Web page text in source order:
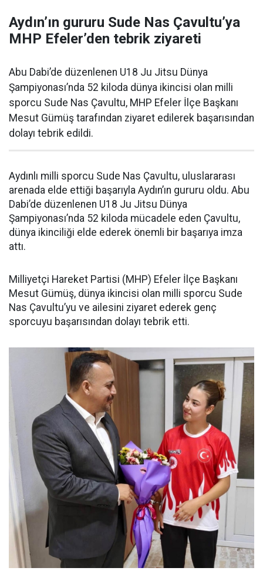
Aydın’ın gururu Sude Nas Çavultu’ya
MHP Efeler’den tebrik ziyareti
Abu Dabi’de düzenlenen U18 Ju Jitsu Dünya
Şampiyonası’nda 52 kiloda dünya ikincisi olan milli
sporcu Sude Nas Çavultu, MHP Efeler İlçe Başkanı
Mesut Gümüş tarafından ziyaret edilerek başarısından
dolayı tebrik edildi.
Aydınlı milli sporcu Sude Nas Çavultu, uluslararası
arenada elde ettiği başarıyla Aydın’ın gururu oldu. Abu
Dabi’de düzenlenen U18 Ju Jitsu Dünya
Şampiyonası’nda 52 kiloda mücadele eden Çavultu,
dünya ikinciliği elde ederek önemli bir başarıya imza
attı.
Milliyetçi Hareket Partisi (MHP) Efeler İlçe Başkanı
Mesut Gümüş, dünya ikincisi olan milli sporcu Sude
Nas Çavultu’yu ve ailesini ziyaret ederek genç
sporcuyu başarısından dolayı tebrik etti.